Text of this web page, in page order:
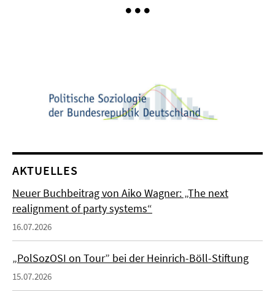
AKTUELLES
Neuer Buchbeitrag von Aiko Wagner: „The next
realignment of party systems“
16.07.2026
„PolSozOSI on Tour” bei der Heinrich-Böll-Stiftung
15.07.2026